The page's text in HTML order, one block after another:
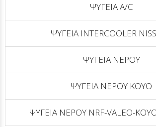
ΨΥΓΕΙΑ A/C
ΨΥΓΕΙΑ INTERCOOLER
ΨΥΓΕΙΑ ΝΕΡΟΥ
ΨΥΓΕΙΑ ΝΕΡΟΥ KOYO
ΨΥΓΕΙΑ ΝΕΡΟΥ NRF-VALEO-